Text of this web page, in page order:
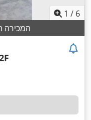
1 / 6
המכירה